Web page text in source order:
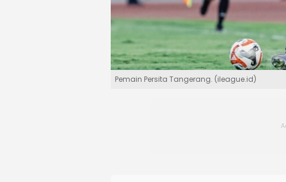
Pemain Persita Tangerang. (ileague.id)